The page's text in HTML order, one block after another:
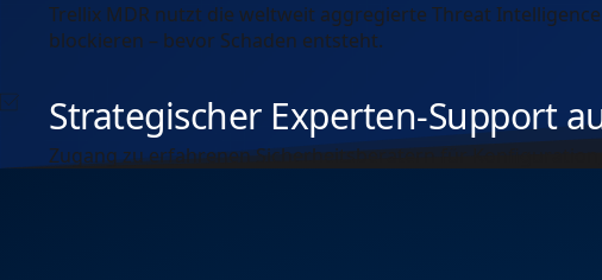
Trellix MDR nutzt die weltweit aggregierte Threat
blockieren – bevor Schaden entsteht.
Strategischer Experten-Support
Zugang zu erfahrenen Sicherheitsberatern für